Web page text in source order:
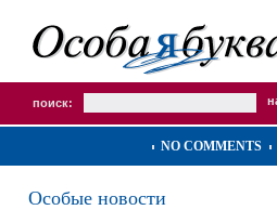
поиск:
NO COMMENTS
Особые новости